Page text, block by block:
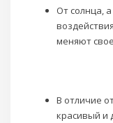
От солнца,
меняют
В отличие
красивый